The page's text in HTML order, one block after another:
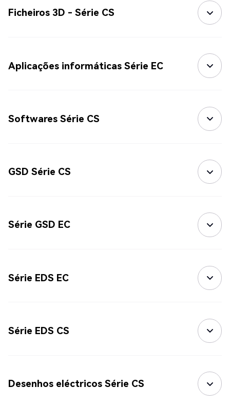
Ficheiros 3D - Série CS
Aplicações informáticas Série EC
Softwares Série CS
GSD Série CS
Série GSD EC
Série EDS EC
Série EDS CS
Desenhos eléctricos Série CS